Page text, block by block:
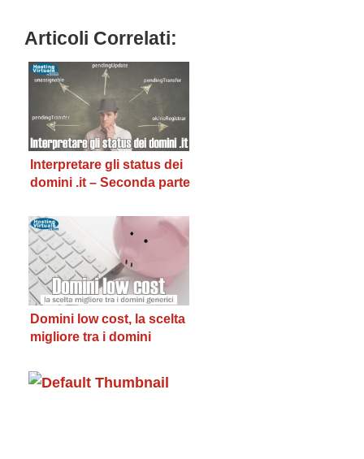
Articoli Correlati:
Interpretare gli status dei
domini .it – Seconda parte
Domini low cost, la scelta
migliore tra i domini